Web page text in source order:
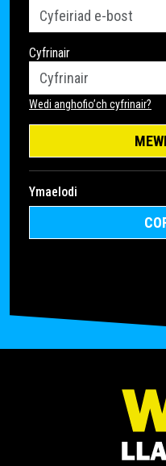
Cyfrinair
Wedi anghofio’ch cyfrinair?
Ymaelodi